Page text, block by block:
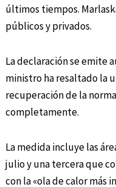
últimos tiempos.
públicos y privados.
La declaración se emite
ministro ha resaltado la
recuperación de la
completamente.
La medida incluye las
julio y una tercera que
con la «ola de calor más